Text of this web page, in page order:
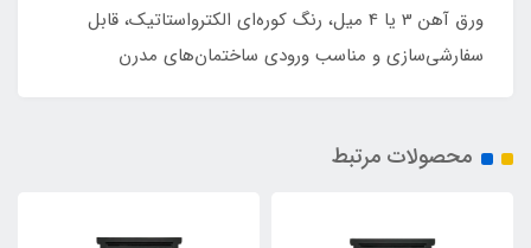
ورق آهن 3 یا 4 میل، رنگ کوره‌ای الکترواستاتیک، قابل
سفارشی‌سازی و مناسب ورودی ساختمان‌های مدرن
محصولات مرتبط